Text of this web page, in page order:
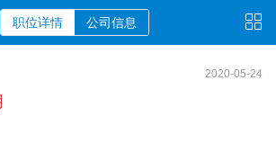
职位详情 公司信息
2020-05-24